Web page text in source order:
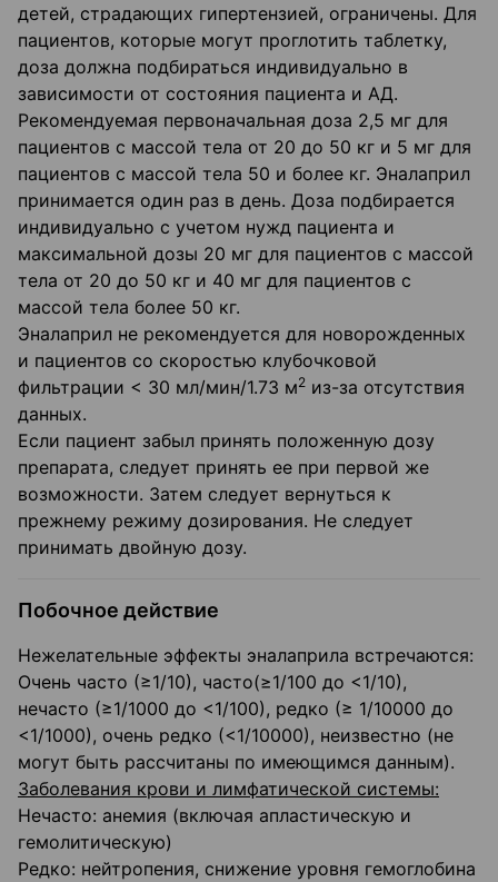
детей, страдающих гипертензией, ограничены. Для
пациентов, которые могут проглотить таблетку,
доза должна подбираться индивидуально в
зависимости от состояния пациента и АД.
Рекомендуемая первоначальная доза 2,5 мг для
пациентов с массой тела от 20 до 50 кг и 5 мг для
пациентов с массой тела 50 и более кг. Эналаприл
принимается один раз в день. Доза подбирается
индивидуально с учетом нужд пациента и
максимальной дозы 20 мг для пациентов с массой
тела от 20 до 50 кг и 40 мг для пациентов с
массой тела более 50 кг.
Эналаприл не рекомендуется для новорожденных
и пациентов со скоростью клубочковой
фильтрации < 30 мл/мин/1.73 м2 из-за отсутствия
данных.
Если пациент забыл принять положенную дозу
препарата, следует принять ее при первой же
возможности. Затем следует вернуться к
прежнему режиму дозирования. Не следует
принимать двойную дозу.
Побочное действие
Нежелательные эффекты эналаприла встречаются:
Очень часто (≥1/10), часто(≥1/100 до <1/10),
нечасто (≥1/1000 до <1/100), редко (≥ 1/10000 до
<1/1000), очень редко (<1/10000), неизвестно (не
могут быть рассчитаны по имеющимся данным).
Заболевания крови и лимфатической системы:
Нечасто: анемия (включая апластическую и
гемолитическую)
Редко: нейтропения, снижение уровня гемоглобина